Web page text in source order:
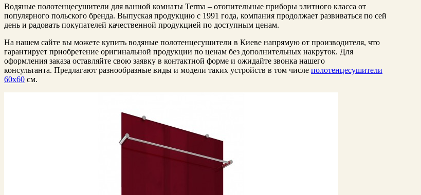
Водяные полотенцесушители для ванной комнаты Terma – отопительные приборы элитного класса от
популярного польского бренда. Выпуская продукцию с 1991 года, компания продолжает развиваться по сей
день и радовать покупателей качественной продукцией по доступным ценам.
На нашем сайте вы можете купить водяные полотенцесушители в Киеве напрямую от производителя, что
гарантирует приобретение оригинальной продукции по ценам без дополнительных накруток. Для
оформления заказа оставляйте свою заявку в контактной форме и ожидайте звонка нашего
консультанта. Предлагают разнообразные виды и модели таких устройств в том числе полотенцесушители
60х60 см.